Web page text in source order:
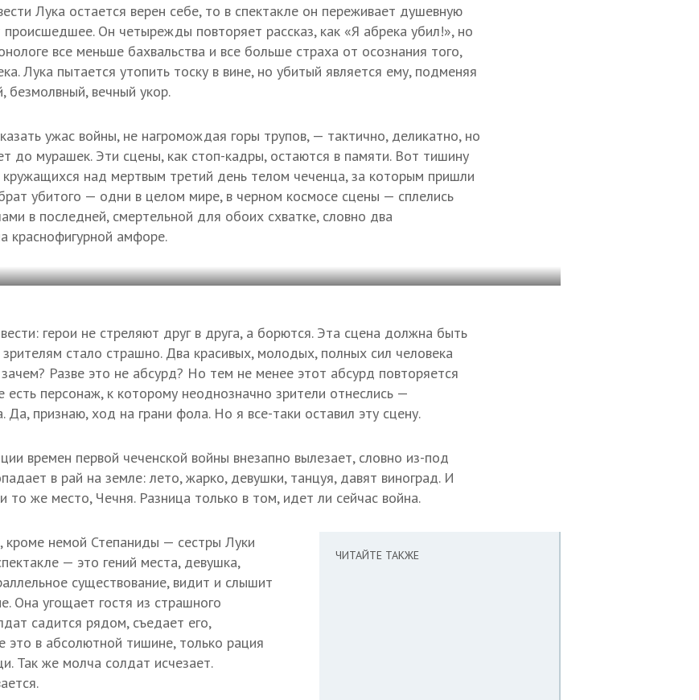
Лука остается верен себе, то в спектакле он переживает душевную
Он четырежды повторяет рассказ, как «Я абрека убил!», но
все меньше бахвальства и все больше страха от осознания того,
Лука пытается утопить тоску в вине, но убитый является ему, подменяя
вечный укор.
ужас войны, не нагромождая горы трупов, — тактично, деликатно, но
до мурашек. Эти сцены, как стоп-кадры, остаются в памяти. Вот тишину
над мертвым третий день телом чеченца, за которым пришли
убитого — одни в целом мире, в черном космосе сцены — сплелись
в последней, смертельной для обоих схватке, словно два
краснофигурной амфоре.
герои не стреляют друг в друга, а борются. Эта сцена должна быть
стало страшно. Два красивых, молодых, полных сил человека
Разве это не абсурд? Но тем не менее этот абсурд повторяется
есть персонаж, к которому неоднозначно зрители отнеслись —
Да, признаю, ход на грани фола. Но я все-таки оставил эту сцену.
времен первой чеченской войны внезапно вылезает, словно из-под
в рай на земле: лето, жарко, девушки, танцуя, давят виноград. И
то же место, Чечня. Разница только в том, идет ли сейчас война.
ЧИТАЙТЕ ТАКЖЕ
кроме немой Степаниды — сестры Луки
— это гений места, девушка,
существование, видит и слышит
Она угощает гостя из страшного
садится рядом, съедает его,
это в абсолютной тишине, только рация
Так же молча солдат исчезает.